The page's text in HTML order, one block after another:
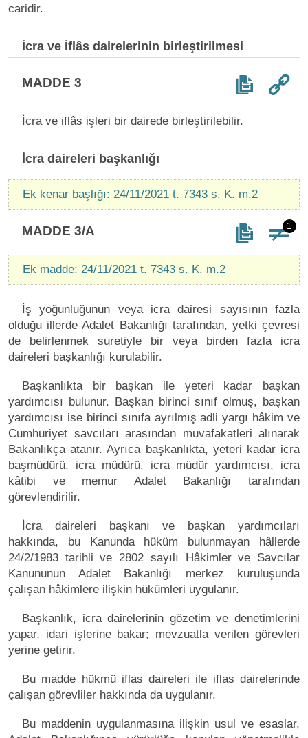
caridir.
İcra ve İflâs dairelerinin birleştirilmesi
MADDE 3
İcra ve iflâs işleri bir dairede birleştirilebilir.
İcra daireleri başkanlığı
Ek kenar başlığı: 24/11/2021 t. 7343 s. K. m.2
MADDE 3/A 1
Ek madde: 24/11/2021 t. 7343 s. K. m.2
İş yoğunluğunun veya icra dairesi sayısının fazla
olduğu illerde Adalet Bakanlığı tarafından, yetki çevresi
de belirlenmek suretiyle bir veya birden fazla icra
daireleri başkanlığı kurulabilir.
Başkanlıkta bir başkan ile yeteri kadar başkan
yardımcısı bulunur. Başkan birinci sınıf olmuş, başkan
yardımcısı ise birinci sınıfa ayrılmış adli yargı hâkim ve
Cumhuriyet savcıları arasından muvafakatleri alınarak
Bakanlıkça atanır. Ayrıca başkanlıkta, yeteri kadar icra
başmüdürü, icra müdürü, icra müdür yardımcısı, icra
kâtibi ve memur Adalet Bakanlığı tarafından
görevlendirilir.
İcra daireleri başkanı ve başkan yardımcıları
hakkında, bu Kanunda hüküm bulunmayan hâllerde
24/2/1983 tarihli ve 2802 sayılı Hâkimler ve Savcılar
Kanununun Adalet Bakanlığı merkez kuruluşunda
çalışan hâkimlere ilişkin hükümleri uygulanır.
Başkanlık, icra dairelerinin gözetim ve denetimlerini
yapar, idari işlerine bakar; mevzuatla verilen görevleri
yerine getirir.
Bu madde hükmü iflas daireleri ile iflas dairelerinde
çalışan görevliler hakkında da uygulanır.
Bu maddenin uygulanmasına ilişkin usul ve esaslar,